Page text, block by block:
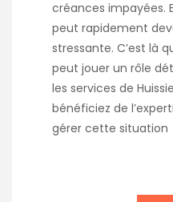
créances impayées.
peut rapidement
stressante. C’est là
peut jouer un rôle
les services de
bénéficiez de
gérer cette situation